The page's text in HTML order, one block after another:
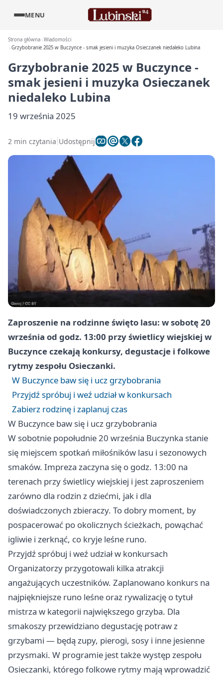
MENU
Strona główna Wiadomości
Grzybobranie 2025 w Buczynce - smak jesieni i muzyka Osieczanek niedaleko Lubina
Grzybobranie 2025 w Buczynce -
smak jesieni i muzyka Osieczanek
niedaleko Lubina
19 września 2025
2 min czytania Udostępnij
Zaproszenie na rodzinne święto lasu: w sobotę 20
września od godz. 13:00 przy świetlicy wiejskiej w
Buczynce czekają konkursy, degustacje i folkowe
rytmy zespołu Osieczanki.
W Buczynce baw się i ucz grzybobrania
Przyjdź spróbuj i weź udział w konkursach
Zabierz rodzinę i zaplanuj czas
W Buczynce baw się i ucz grzybobrania
W sobotnie popołudnie 20 września Buczynka stanie
się miejscem spotkań miłośników lasu i sezonowych
smaków. Impreza zaczyna się o godz. 13:00 na
terenach przy świetlicy wiejskiej i jest zaproszeniem
zarówno dla rodzin z dziećmi, jak i dla
doświadczonych zbieraczy. To dobry moment, by
pospacerować po okolicznych ścieżkach, powąchać
igliwie i zerknąć, co kryje leśne runo.
Przyjdź spróbuj i weź udział w konkursach
Organizatorzy przygotowali kilka atrakcji
angażujących uczestników. Zaplanowano konkurs na
najpiękniejsze runo leśne oraz rywalizację o tytuł
mistrza w kategorii największego grzyba. Dla
smakoszy przewidziano degustację potraw z
grzybami — będą zupy, pierogi, sosy i inne jesienne
przysmaki. W programie jest także występ zespołu
Osieczanki, którego folkowe rytmy mają wprowadzić